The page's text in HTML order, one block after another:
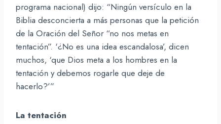
programa nacional) dijo: “Ningún versículo en la
Biblia desconcierta a más personas que la petición
de la Oración del Señor “no nos metas en
tentación”. ‘¿No es una idea escandalosa’, dicen
muchos, ‘que Dios meta a los hombres en la
tentación y debemos rogarle que deje de
hacerlo?’”
La tentación